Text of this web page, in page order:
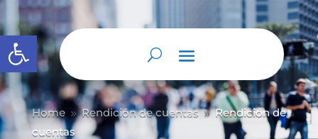
Abrir barra de herramientas
Home 9 Rendición de cuentas 9 Rendición de
cuentas